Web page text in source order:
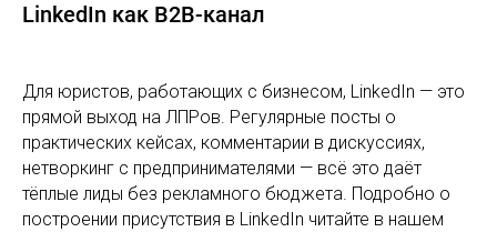
LinkedIn как B2B-канал
Для юристов, работающих с бизнесом, LinkedIn — это
прямой выход на ЛПРов. Регулярные посты о
практических кейсах, комментарии в дискуссиях,
нетворкинг с предпринимателями — всё это даёт
тёплые лиды без рекламного бюджета. Подробно о
построении присутствия в LinkedIn читайте в нашем